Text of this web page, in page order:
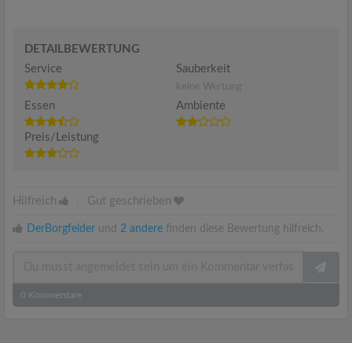
DETAILBEWERTUNG
Service
Sauberkeit
keine Wertung
Essen Ambiente
Preis/Leistung
Hilfreich Gut geschrieben
DerBorgfelder und 2 andere finden diese Bewertung hilfreich.
0 Kommentare